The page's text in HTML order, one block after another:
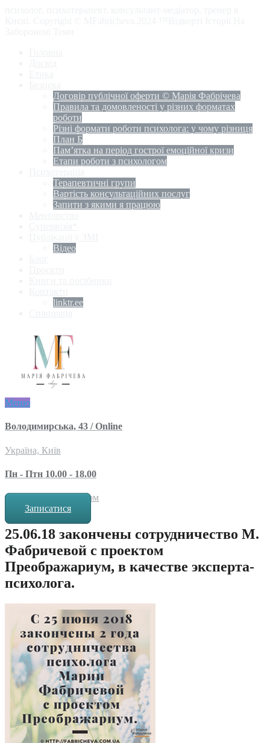
Договір публічної оферти © Марія Фабрічева
Правила та домовленості у різних форматах
роботи
Різні формати роботи психолога: у чому різниця
План Б
Пам’ятка на період гострої емоційної кризи
Етапи роботи з психологом
Терапевтичні групи
Вартість консультаційних послуг
Запити з якими я працюю
Відео
linktr.ee
Меню
Володимирська, 43 / Online
Україна, Київ
Пн - Птн 10.00 - 18.00
за попереднім записом
Записатися
25.06.18 закончены сотрудничество М.
Фабричевой с проектом
Преображариум, в качестве эксперта-
психолога.